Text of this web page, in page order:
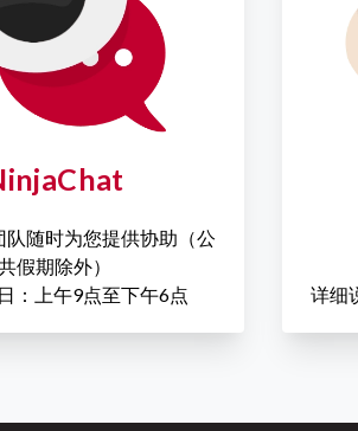
队随时为您提供协助（公
假期除外）
：上午9点至下午6点
详细